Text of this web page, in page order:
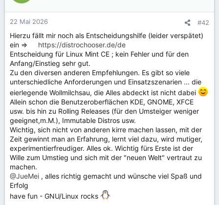
22 Mai 2026 #42
Hierzu fällt mir noch als Entscheidungshilfe (leider verspätet)
ein =>
https://distrochooser.de/de
Entscheidung für Linux Mint CE ; kein Fehler und für den
Anfang/Einstieg sehr gut.
Zu den diversen anderen Empfehlungen. Es gibt so viele
unterschiedliche Anforderungen und Einsatzszenarien ... die
eierlegende Wollmilchsau, die Alles abdeckt ist nicht dabei
Allein schon die Benutzeroberflächen KDE, GNOME, XFCE
usw. bis hin zu Rolling Releases (für den Umsteiger weniger
geeignet,m.M.), Immutable Distros usw.
Wichtig, sich nicht von anderen kirre machen lassen, mit der
Zeit gewinnt man an Erfahrung, lernt viel dazu, wird mutiger,
experimentierfreudiger. Alles ok. Wichtig fürs Erste ist der
Wille zum Umstieg und sich mit der "neuen Welt" vertraut zu
machen.
@JueMei , alles richtig gemacht und wünsche viel Spaß und
Erfolg
have fun - GNU/Linux rocks